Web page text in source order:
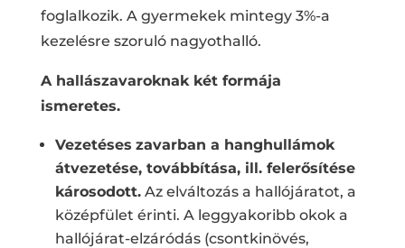
foglalkozik. A gyermekek mintegy 3%-a
kezelésre szoruló nagyothalló.
A hallászavaroknak két formája
ismeretes.
Vezetéses zavarban a hanghullámok
átvezetése, továbbítása, ill. felerősítése
károsodott.Az elváltozás a hallójáratot, a
középfület érinti. A leggyakoribb okok a
hallójárat-elzáródás (csontkinövés,